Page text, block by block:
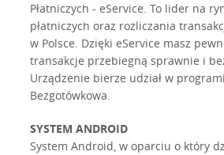
Płatniczych - eService. To lider na
płatniczych oraz rozliczania
w Polsce. Dzięki eService masz
transakcje przebiegną sprawnie i
Urządzenie bierze udział w
Bezgotówkowa.
SYSTEM ANDROID
System Android, w oparciu o który